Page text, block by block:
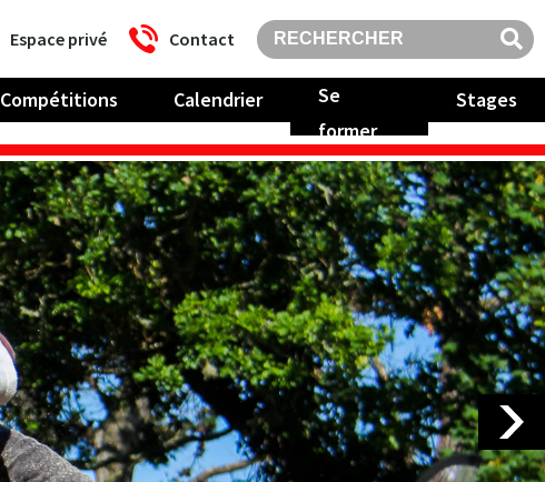
Espace privé Contact
Compétitions Calendrier
Se
former
Stages